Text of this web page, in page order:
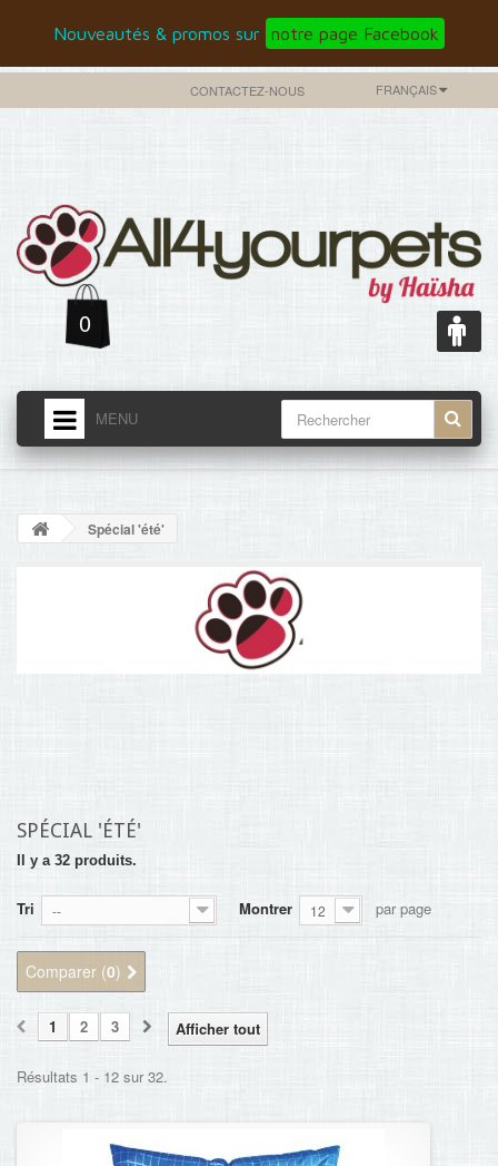
Nouveautés & promos sur notre page Facebook
FRANÇAIS
CONTACTEZ-NOUS
0
MENU
ACCUEIL
NOUVELLES
Spécial 'été'
SPÉCIAL 'ÉTÉ'
Il y a 32 produits.
Tri -- Montrer 12 par page
Comparer (0)
Afficher tout
1 2 3
Résultats 1 - 12 sur 32.